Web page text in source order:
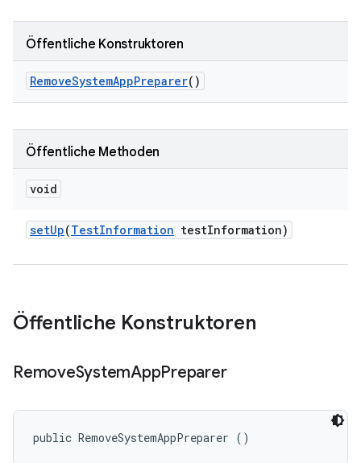
Öffentliche Konstruktoren
RemoveSystemAppPreparer()
Öffentliche Methoden
void
setUp(TestInformation testInformation)
Öffentliche Konstruktoren
RemoveSystemAppPreparer
public RemoveSystemAppPreparer ()